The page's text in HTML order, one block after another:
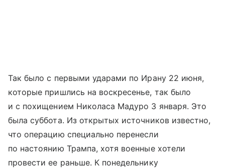
Так было с первыми ударами по Ирану 22 июня,
которые пришлись на воскресенье, так было
и с похищением Николаса Мадуро 3 января. Это
была суббота. Из открытых источников известно,
что операцию специально перенесли
по настоянию Трампа, хотя военные хотели
провести ее раньше. К понедельнику